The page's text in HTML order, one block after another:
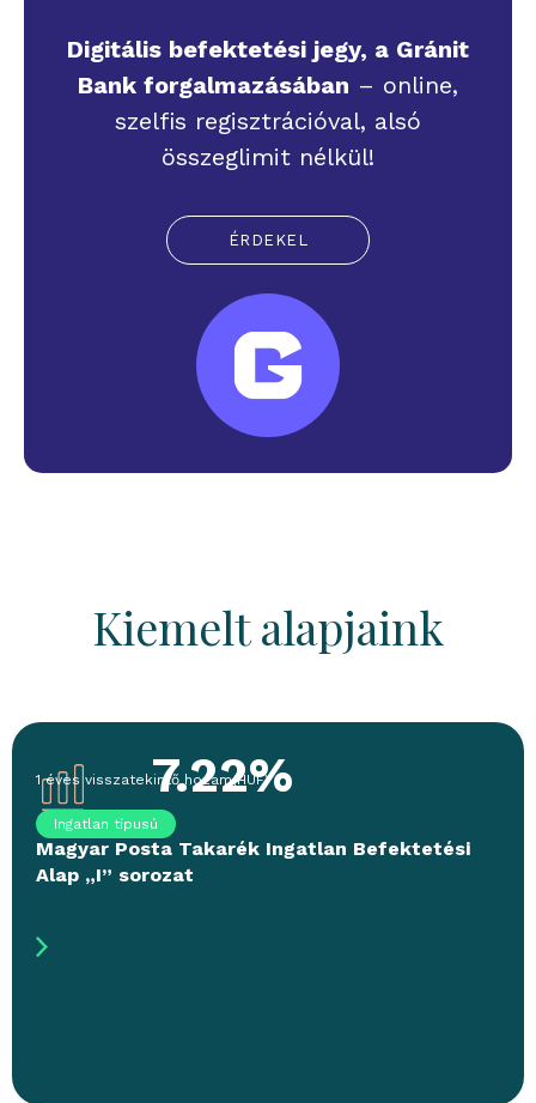
Digitális befektetési jegy, a Gránit
Bank forgalmazásában – online,
szelfis regisztrációval, alsó
összeglimit nélkül!
ÉRDEKEL
Kiemelt alapjaink
7.22%
1 éves visszatekintő hozam(HUF)
Ingatlan típusú
Magyar Posta Takarék Ingatlan Befektetési
Alap „I” sorozat